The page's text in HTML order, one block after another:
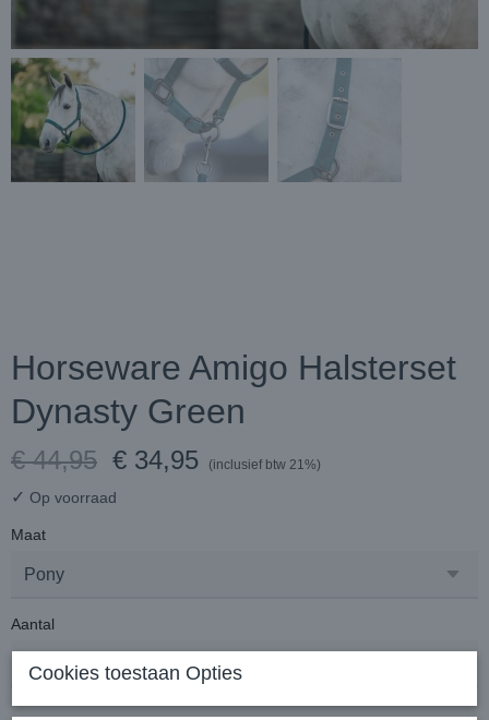
Horseware Amigo Halsterset
Dynasty Green
€ 44,95 € 34,95 (inclusief btw 21%)
✓ Op voorraad
Maat
Aantal
Cookies toestaan Opties